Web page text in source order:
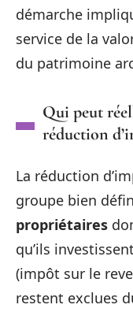
démarche
service de la
du patrimoine
Qui peut
réduction
La réduction
groupe bien
propriétaires
qu’ils
(impôt sur le
restent exclues